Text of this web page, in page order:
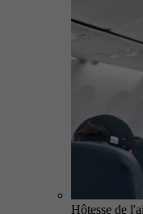
Hôtesse de